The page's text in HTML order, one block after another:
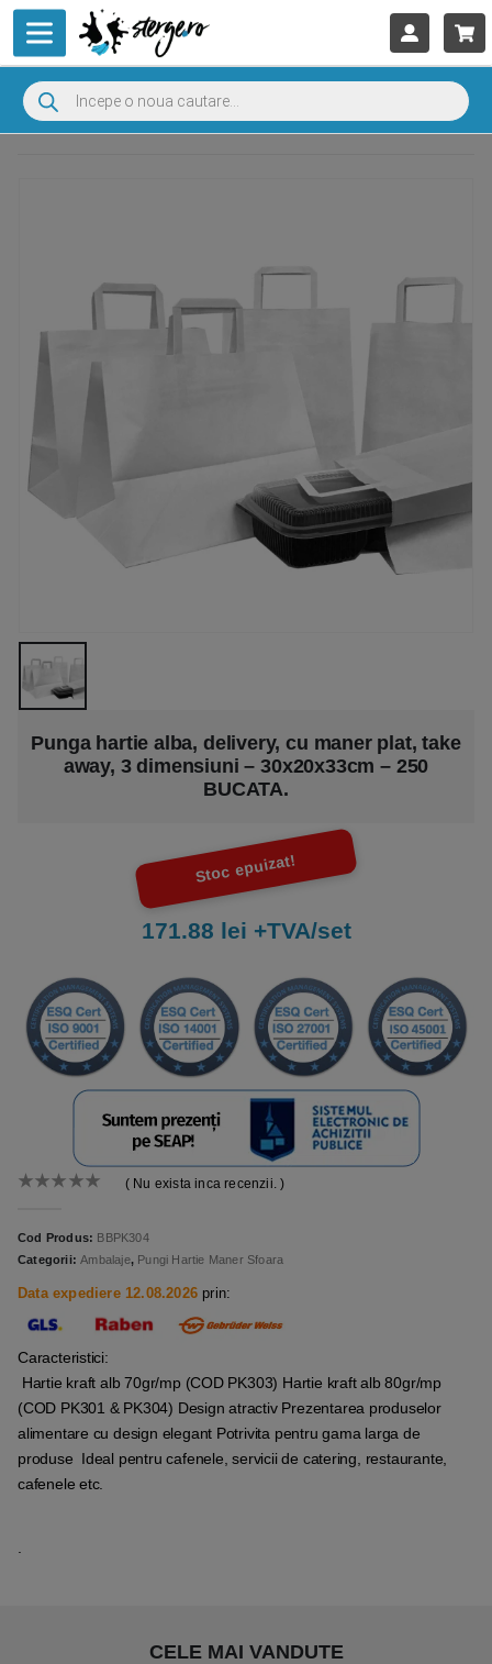
Punga hartie alba, delivery, cu maner plat, take
away, 3 dimensiuni – 30x20x33cm – 250
BUCATA.
( Nu exista inca recenzii. )
Cod Produs: BBPK304
Categorii:Ambalaje, Pungi Hartie Maner Sfoara
Data expediere 12.08.2026 prin:
Caracteristici:
Hartie kraft alb 70gr/mp (COD PK303) Hartie kraft alb 80gr/mp
(COD PK301 & PK304) Design atractiv Prezentarea produselor
alimentare cu design elegant Potrivita pentru gama larga de
produse Ideal pentru cafenele, servicii de catering, restaurante,
cafenele etc.
Stoc epuizat!
171.88 lei +TVA/set
CELE MAI VANDUTE